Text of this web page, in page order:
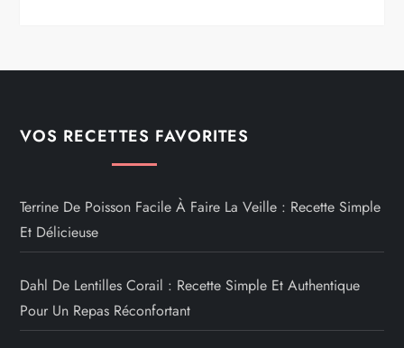
VOS RECETTES FAVORITES
Terrine De Poisson Facile À Faire La Veille : Recette Simple
Et Délicieuse
Dahl De Lentilles Corail : Recette Simple Et Authentique
Pour Un Repas Réconfortant